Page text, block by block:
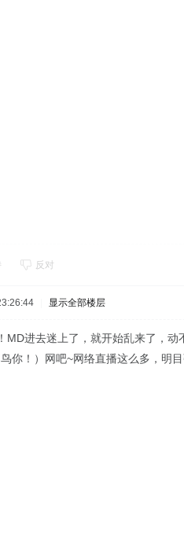
反对
显示全部楼层
MD进去迷上了，就开始乱来了，
鸟你！）网吧~网络直播这么多，明